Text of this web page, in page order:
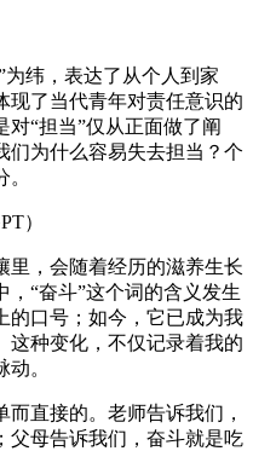
纬，表达了从个人到家
现了当代青年对责任意识的
“担当”仅从正面做了阐
们为什么容易失去担当？个
）
，会随着经历的滋养生长
“奋斗”这个词的含义发生
的口号；如今，它已成为我
这种变化，不仅记录着我的
。
直接的。老师告诉我们，
父母告诉我们，奋斗就是吃